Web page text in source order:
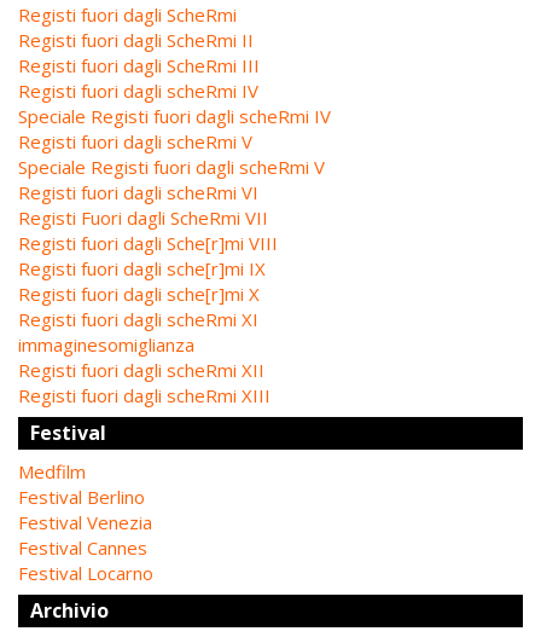
Registi fuori dagli ScheRmi
Registi fuori dagli ScheRmi II
Registi fuori dagli ScheRmi III
Registi fuori dagli scheRmi IV
Speciale Registi fuori dagli scheRmi IV
Registi fuori dagli scheRmi V
Speciale Registi fuori dagli scheRmi V
Registi fuori dagli scheRmi VI
Registi Fuori dagli ScheRmi VII
Registi fuori dagli Sche[r]mi VIII
Registi fuori dagli sche[r]mi IX
Registi fuori dagli sche[r]mi X
Registi fuori dagli scheRmi XI
immaginesomiglianza
Registi fuori dagli scheRmi XII
Registi fuori dagli scheRmi XIII
Festival
Medfilm
Festival Berlino
Festival Venezia
Festival Cannes
Festival Locarno
Archivio